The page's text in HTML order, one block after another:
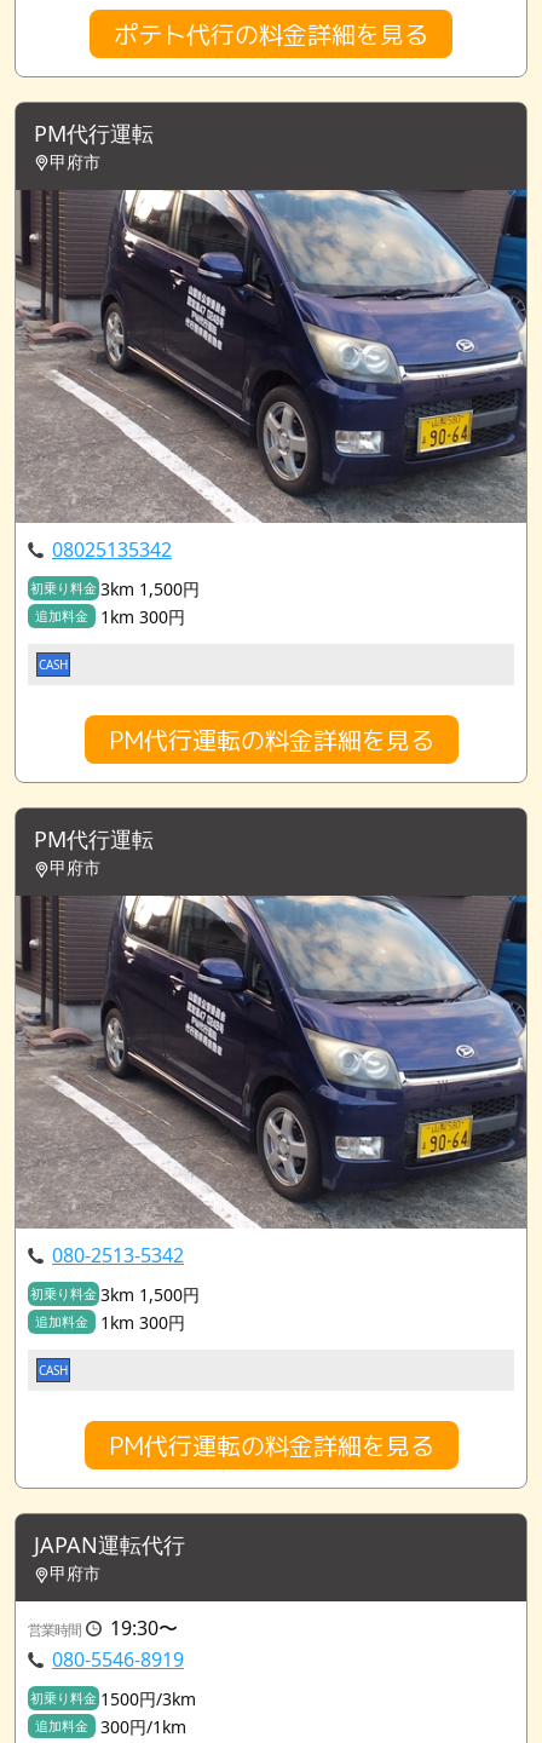
ポテト代行の料金詳細を見る
PM代行運転
甲府市
08025135342
初乗り料金 3km 1,500円
追加料金 1km 300円
CASH
PM代行運転の料金詳細を見る
PM代行運転
甲府市
080-2513-5342
初乗り料金 3km 1,500円
追加料金 1km 300円
CASH
PM代行運転の料金詳細を見る
JAPAN運転代行
甲府市
営業時間
19:30〜
080-5546-8919
初乗り料金 1500円/3km
追加料金 300円/1km